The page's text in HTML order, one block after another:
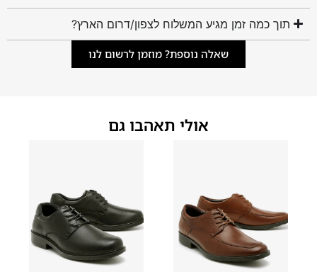
תוך כמה זמן מגיע המשלוח לצפון/דרום הארץ?
שאלה נוספת? מוזמן לרשום לנו
אולי תאהבו גם